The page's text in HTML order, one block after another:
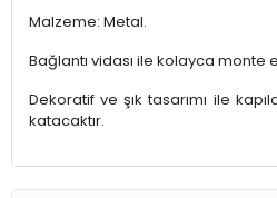
Malzeme: Metal.
Bağlantı vidası ile kolayca monte
Dekoratif ve şık tasarımı ile
katacaktır.